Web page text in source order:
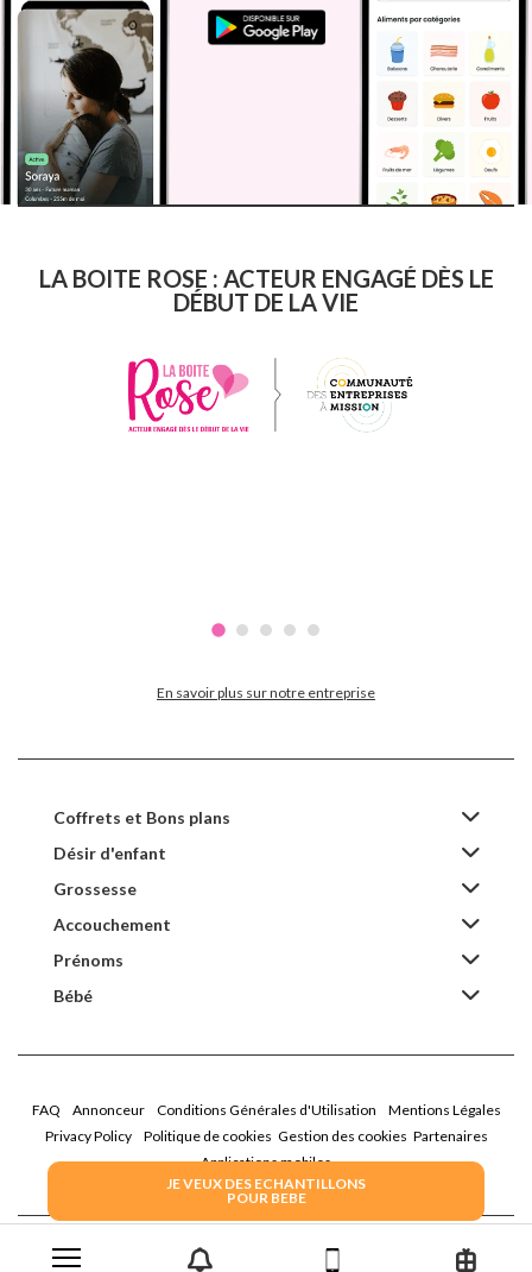
JE VEUX DES ECHANTILLONS
POUR BEBE
LA BOITE ROSE : ACTEUR ENGAGÉ DÈS LE
DÉBUT DE LA VIE
En savoir plus sur notre entreprise
Coffrets et Bons plans
Désir d'enfant
Grossesse
Accouchement
Prénoms
Bébé
FAQ Annonceur Conditions Générales d'Utilisation
Mentions Légales
Privacy Policy
Politique de cookies Gestion des cookies Partenaires
Applications mobiles
2026 Family Service - La Boîte Rose